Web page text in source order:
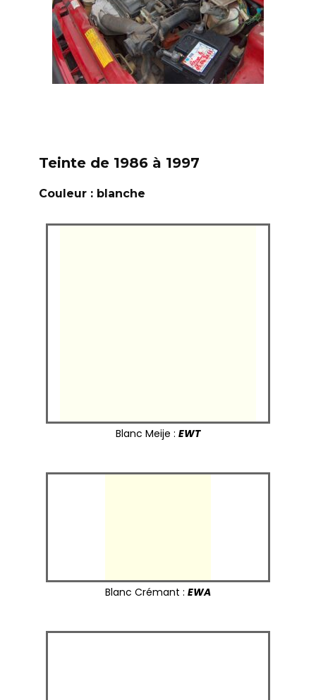
Teinte de 1986 à 1997
Couleur : blanche
Blanc Meije : EWT
Blanc Crémant : EWA